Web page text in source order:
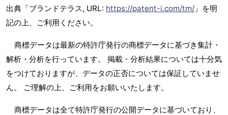
出典「ブランドテラス, URL: https://patent-i.com/tm/ 」を明
記の上、ご利用ください。
商標データは最新の特許庁発行の商標データに基づき集計・
解析・分析を行っています。 掲載・分析結果については十分気
をつけておりますが、データの正否については保証していませ
ん。 ご理解の上、ご利用をお願いいたします。
商標データは全て特許庁発行の公開データに基づいており、